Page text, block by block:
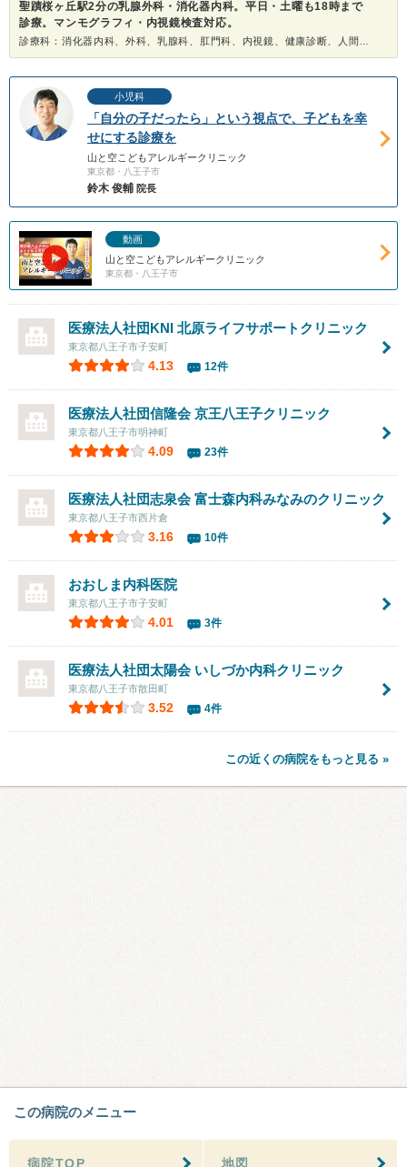
聖蹟桜ヶ丘駅2分の乳腺外科・消化器内科。平日・土曜も18時まで
診療。マンモグラフィ・内視鏡検査対応。
小児科
「自分の子だったら」という視点で、子どもを幸
せにする診療を
山と空こどもアレルギークリニック
東京都・八王子市
鈴木 俊輔 院長
動画
山と空こどもアレルギークリニック
東京都・八王子市
医療法人社団KNI 北原ライフサポートクリニック
東京都八王子市子安町
4.13 12件
医療法人社団信隆会京王八王子クリニック
東京都八王子市明神町
4.09 23件
医療法人社団志泉会 富士森内科みなみのクリニック
東京都八王子市西片倉
3.16 10件
おおしま内科医院
東京都八王子市子安町
4.01 3件
医療法人社団太陽会 いしづか内科クリニック
東京都八王子市散田町
3.52 4件
この近くの病院をもっと見る »
この病院のメニュー
病院TOP 地図